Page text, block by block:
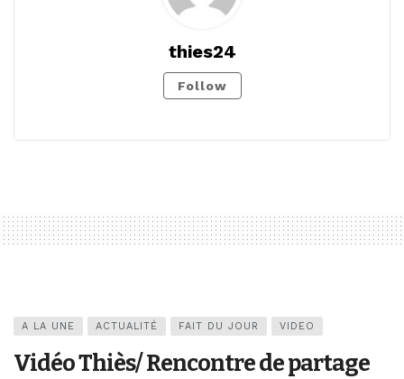
thies24
Follow
A LA UNE ACTUALITÉ FAIT DU JOUR VIDEO
Vidéo Thiès/ Rencontre de partage